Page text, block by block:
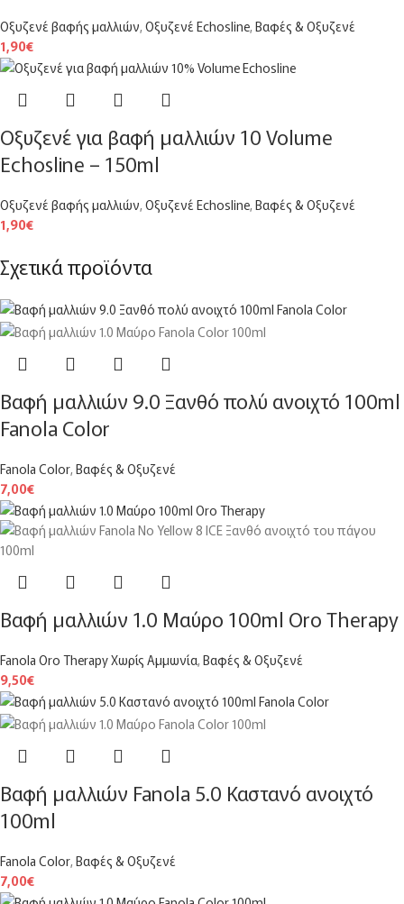
Οξυζενέ βαφής μαλλιών, Οξυζενέ Echosline, Βαφές & Οξυζενέ
1,90€
Οξυζενέ για βαφή μαλλιών 10 Volume
Echosline – 150ml
Οξυζενέ βαφής μαλλιών, Οξυζενέ Echosline, Βαφές & Οξυζενέ
1,90€
Σχετικά προϊόντα
Βαφή μαλλιών 9.0 Ξανθό πολύ ανοιχτό 100ml
Fanola Color
Fanola Color, Βαφές & Οξυζενέ
7,00€
Βαφή μαλλιών 1.0 Μαύρο 100ml Oro Therapy
Fanola Oro Therapy Χωρίς Αμμωνία, Βαφές & Οξυζενέ
9,50€
Βαφή μαλλιών Fanola 5.0 Καστανό ανοιχτό
100ml
Fanola Color, Βαφές & Οξυζενέ
7,00€